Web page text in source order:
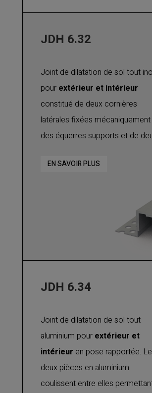
JDH 6.32
Joint de dilatation de sol tout
pour extérieur et intérieur
constitué de deux cornières
latérales fixées
des équerres supports et de
les mouvements de dilatation et
de finition : béton, chape,
EN SAVOIR PLUS
JDH 6.34
Joint de dilatation de sol tout
aluminium pour extérieur et
intérieur en pose rapportée.
deux pièces en aluminium
coulissent entre elles